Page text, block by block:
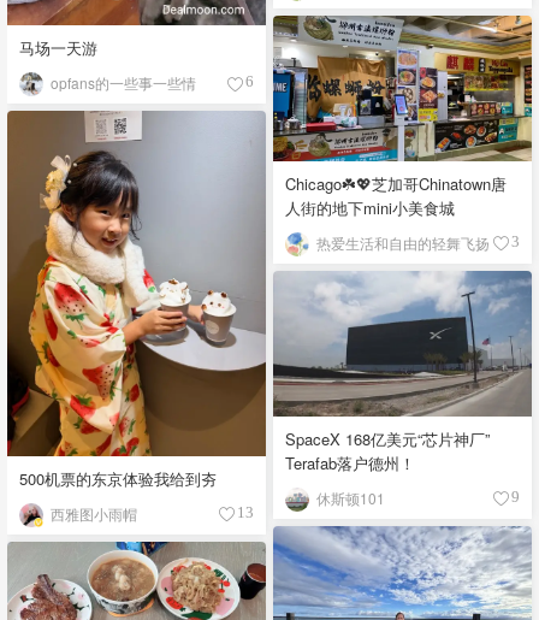
马场一天游
opfans的一些事一些情 6
Chicago☘️💖芝加哥Chinatown唐
人街的地下mini小美食城
热爱生活和自由的轻舞飞扬 3
500机票的东京体验我给到夯
西雅图小雨帽 13
SpaceX 168亿美元“芯片神厂”
Terafab落户德州！
休斯顿101 9